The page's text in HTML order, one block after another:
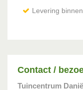
Levering
Contact /
Tuincentrum